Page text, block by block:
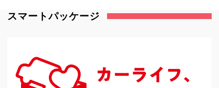
スマートパッケージ